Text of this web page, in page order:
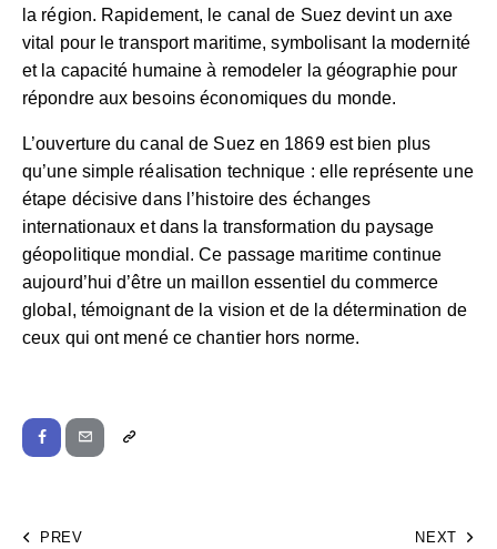
la région. Rapidement, le canal de Suez devint un axe
vital pour le transport maritime, symbolisant la modernité
et la capacité humaine à remodeler la géographie pour
répondre aux besoins économiques du monde.
L’ouverture du canal de Suez en 1869 est bien plus
qu’une simple réalisation technique : elle représente une
étape décisive dans l’histoire des échanges
internationaux et dans la transformation du paysage
géopolitique mondial. Ce passage maritime continue
aujourd’hui d’être un maillon essentiel du commerce
global, témoignant de la vision et de la détermination de
ceux qui ont mené ce chantier hors norme.
PREV NEXT